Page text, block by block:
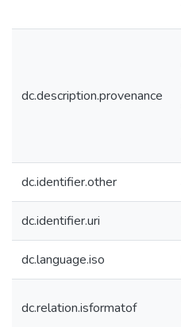
dc.description.provenance
dc.identifier.other
dc.identifier.uri
dc.language.iso
dc.relation.isformatof